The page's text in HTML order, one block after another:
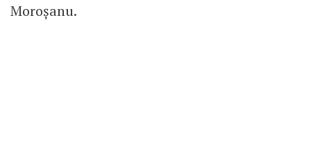
Moroșanu.